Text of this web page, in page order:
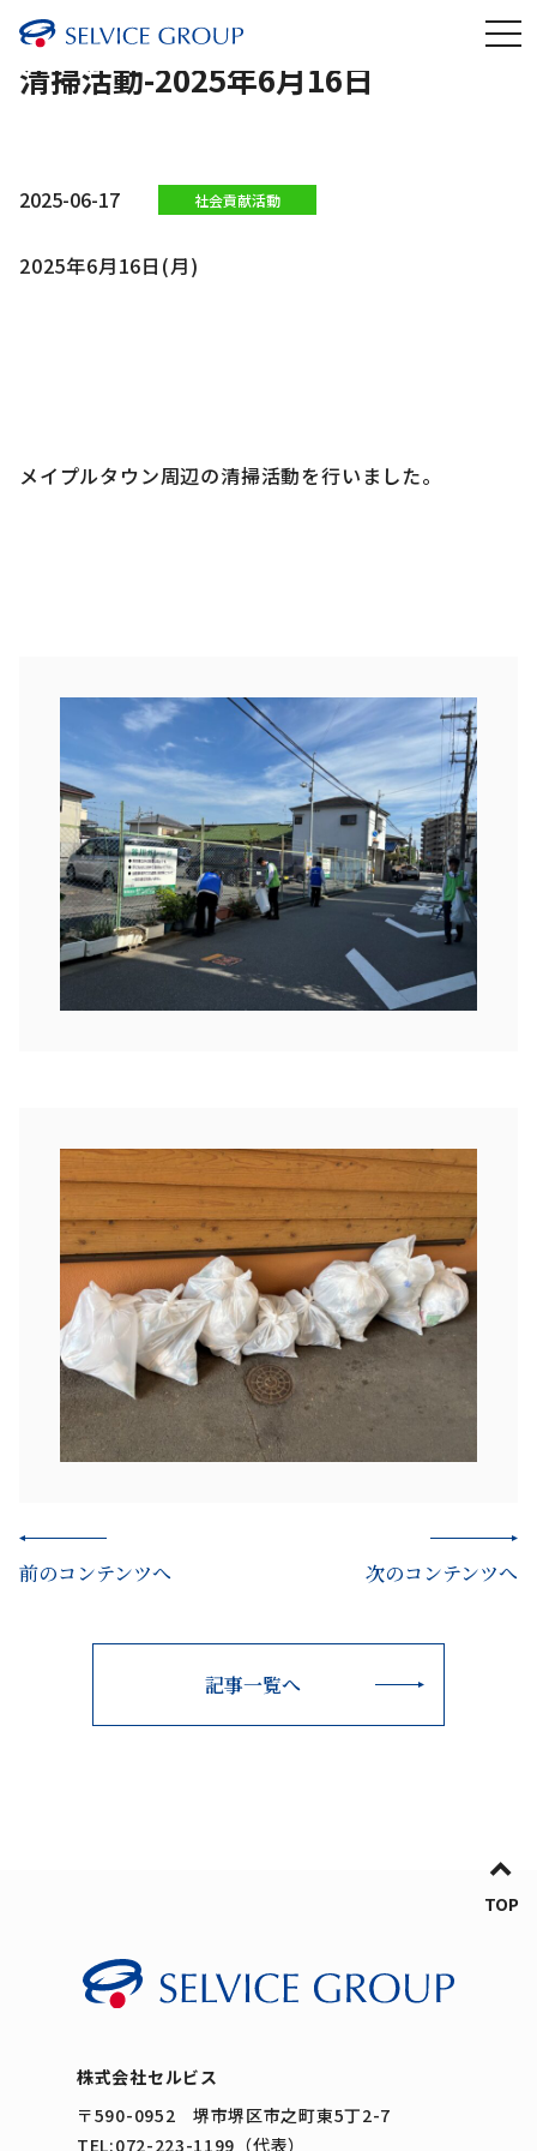
TOP
清掃活動-2025年6月16日
2025-06-17 社会貢献活動
2025年6月16日(月)
メイプルタウン周辺の清掃活動を行いました。
前のコンテンツへ 次のコンテンツへ
記事一覧へ
株式会社セルビス
〒590-0952 堺市堺区市之町東5丁2-7
TEL:072-223-1199（代表）